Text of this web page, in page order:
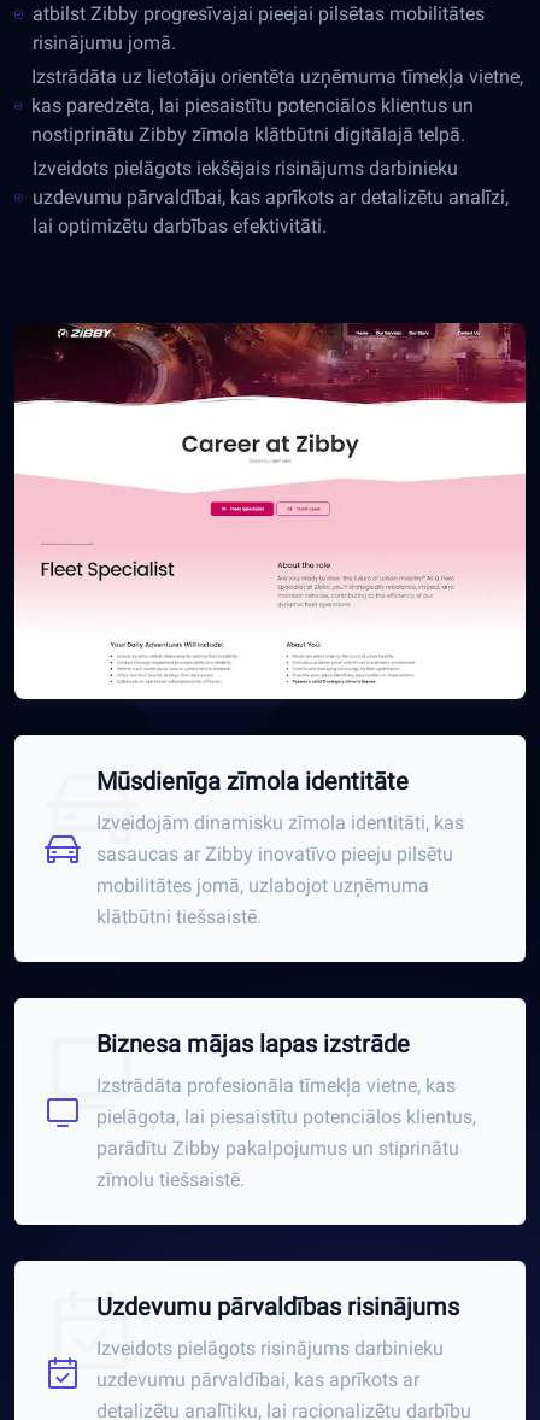
atbilst Zibby progresīvajai pieejai pilsētas mobilitātes
risinājumu jomā.
Izstrādāta uz lietotāju orientēta uzņēmuma tīmekļa vietne,
kas paredzēta, lai piesaistītu potenciālos klientus un
nostiprinātu Zibby zīmola klātbūtni digitālajā telpā.
Izveidots pielāgots iekšējais risinājums darbinieku
uzdevumu pārvaldībai, kas aprīkots ar detalizētu analīzi,
lai optimizētu darbības efektivitāti.
Mūsdienīga zīmola identitāte
Izveidojām dinamisku zīmola identitāti, kas
sasaucas ar Zibby inovatīvo pieeju pilsētu
mobilitātes jomā, uzlabojot uzņēmuma
klātbūtni tiešsaistē.
Biznesa mājas lapas izstrāde
Izstrādāta profesionāla tīmekļa vietne, kas
pielāgota, lai piesaistītu potenciālos klientus,
parādītu Zibby pakalpojumus un stiprinātu
zīmolu tiešsaistē.
Uzdevumu pārvaldības risinājums
Izveidots pielāgots risinājums darbinieku
uzdevumu pārvaldībai, kas aprīkots ar
detalizētu analītiku, lai racionalizētu darbību